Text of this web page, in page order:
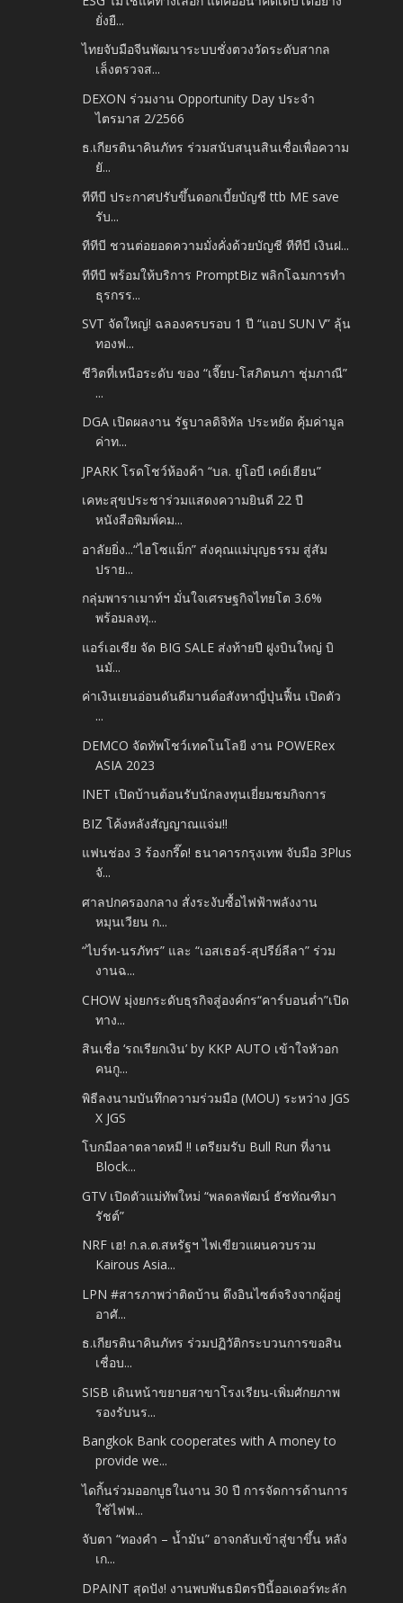
ยั่งยื...
ไทยจับมือจีนพัฒนาระบบชั่งตวงวัดระดับสากล
เล็งตรวจส...
DEXON ร่วมงาน Opportunity Day ประจำ
ไตรมาส 2/2566
ธ.เกียรตินาคินภัทร ร่วมสนับสนุนสินเชื่อเพื่อความ
ยั...
ทีทีบี ประกาศปรับขึ้นดอกเบี้ยบัญชี ttb ME save
รับ...
ทีทีบี ชวนต่อยอดความมั่งคั่งด้วยบัญชี ทีทีบี เงินฝ...
ทีทีบี พร้อมให้บริการ PromptBiz พลิกโฉมการทำ
ธุรกรร...
SVT จัดใหญ่! ฉลองครบรอบ 1 ปี “แอป SUN V” ลุ้น
ทองฟ...
ชีวิตที่เหนือระดับ ของ “เจี๊ยบ-โสภิตนภา ชุ่มภาณี”
...
DGA เปิดผลงาน รัฐบาลดิจิทัล ประหยัด คุ้มค่ามูล
ค่าท...
JPARK โรดโชว์ห้องค้า “บล. ยูโอบี เคย์เฮียน”
เคหะสุขประชาร่วมแสดงความยินดี 22 ปี
หนังสือพิมพ์คม...
อาลัยยิ่ง...“ไฮโซแม็ก” ส่งคุณแม่บุญธรรม สู่สัม
ปราย...
กลุ่มพาราเมาท์ฯ มั่นใจเศรษฐกิจไทยโต 3.6%
พร้อมลงทุ...
แอร์เอเชีย จัด BIG SALE ส่งท้ายปี ฝูงบินใหญ่ บิ
นมั...
ค่าเงินเยนอ่อนดันดีมานต์อสังหาญี่ปุ่นฟื้น เปิดตัว
...
DEMCO จัดทัพโชว์เทคโนโลยี งาน POWERex
ASIA 2023
INET เปิดบ้านต้อนรับนักลงทุนเยี่ยมชมกิจการ
BIZ โค้งหลังสัญญาณแจ่ม!!
แฟนช่อง 3 ร้องกรี๊ด! ธนาคารกรุงเทพ จับมือ 3Plus
จั...
ศาลปกครองกลาง สั่งระงับซื้อไฟฟ้าพลังงาน
หมุนเวียน ก...
“ไบร์ท-นรภัทร” และ “เอสเธอร์-สุปรีย์ลีลา” ร่วม
งานฉ...
CHOW มุ่งยกระดับธุรกิจสู่องค์กร“คาร์บอนต่ำ”เปิด
ทาง...
สินเชื่อ ‘รถเรียกเงิน’ by KKP AUTO เข้าใจหัวอก
คนกู...
พิธีลงนามบันทึกความร่วมมือ (MOU) ระหว่าง JGS
X JGS
โบกมือลาตลาดหมี !! เตรียมรับ Bull Run ที่งาน
Block...
GTV เปิดตัวแม่ทัพใหม่ “พลดลพัฒน์ ธัชทัณฑิมา
รัชต์”
NRF เฮ! ก.ล.ต.สหรัฐฯ ไฟเขียวแผนควบรวม
Kairous Asia...
LPN #สารภาพว่าติดบ้าน ดึงอินไซต์จริงจากผู้อยู่
อาศั...
ธ.เกียรตินาคินภัทร ร่วมปฏิวัติกระบวนการขอสิน
เชื่อบ...
SISB เดินหน้าขยายสาขาโรงเรียน-เพิ่มศักยภาพ
รองรับนร...
Bangkok Bank cooperates with A money to
provide we...
ไดกิ้นร่วมออกบูธในงาน 30 ปี การจัดการด้านการ
ใช้ไฟฟ...
จับตา “ทองคำ – น้ำมัน” อาจกลับเข้าสู่ขาขึ้น หลัง
เก...
DPAINT สุดปัง! งานพบพันธมิตรปีนี้ออเดอร์ทะลัก